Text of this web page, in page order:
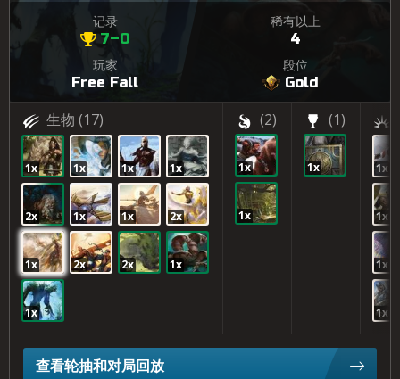
记录
7–0
稀有以上
4
玩家
Free Fall
段位
Gold
生物 (17)
1x 1x 1x 1x
2x 1x 1x 2x
1x 2x 2x 1x
1x
(2)
1x
1x
(1)
1x 1x
1x
1x
1x
查看轮抽和对局回放